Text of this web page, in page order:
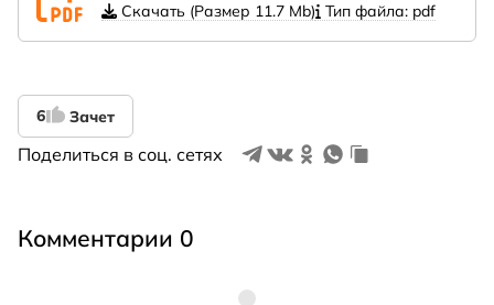
Скачать (Размер 11.7 Mb) Тип файла: pdf
6 Зачет
Поделиться в соц. сетях
Комментарии 0